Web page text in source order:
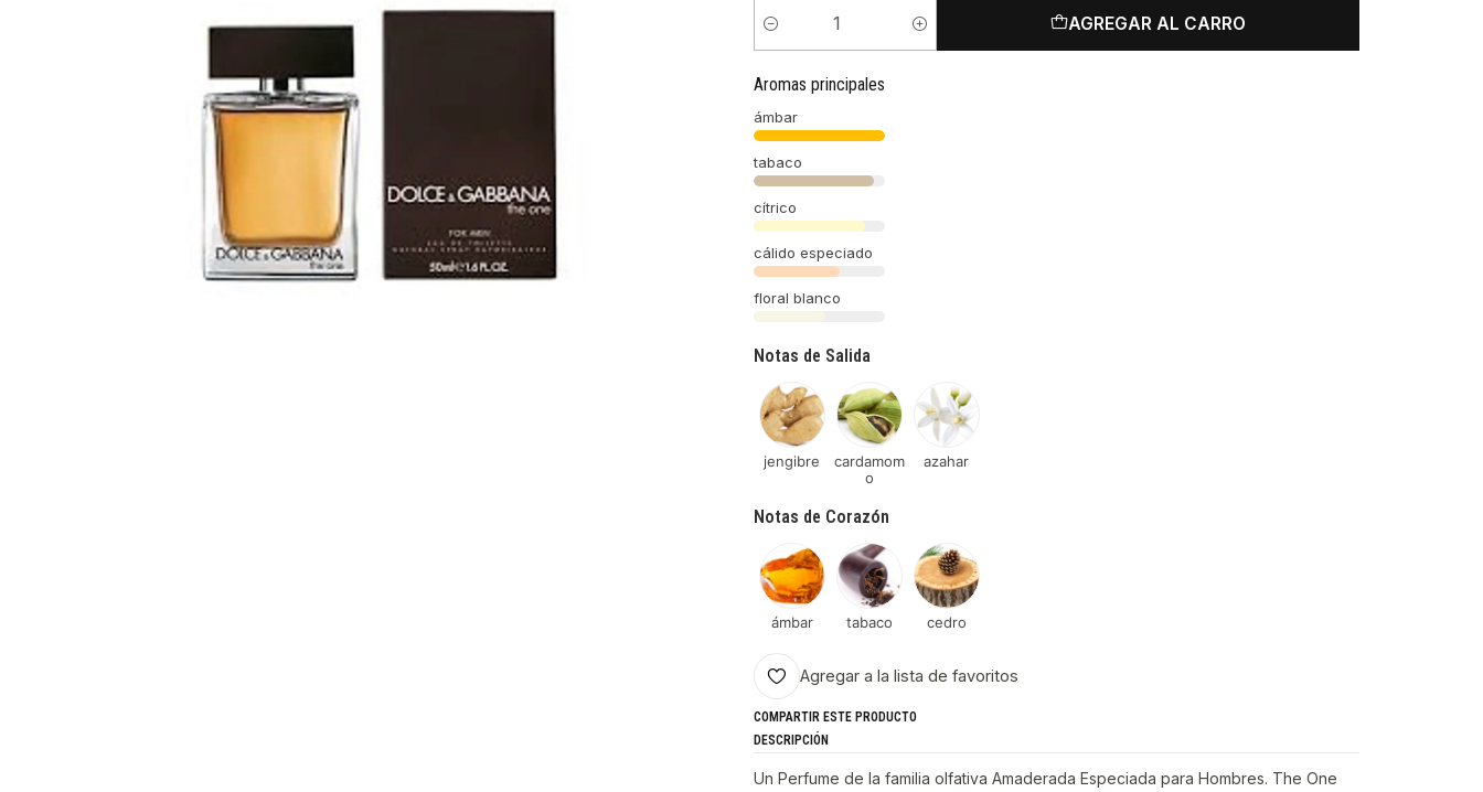
Cantidad
AGREGAR AL CARRO
Aromas principales
ámbar
tabaco
cítrico
cálido especiado
floral blanco
Notas de Salida
jengibre
cardamom
o
azahar
Notas de Corazón
ámbar tabaco cedro
Agregar a la lista de favoritos
COMPARTIR ESTE PRODUCTO
DESCRIPCIÓN
Un Perfume de la familia olfativa Amaderada Especiada para Hombres. The One